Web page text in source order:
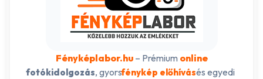
Fényképlabor.hu– Prémium online
fotókidolgozás, gyorsfénykép előhívásés egyedi